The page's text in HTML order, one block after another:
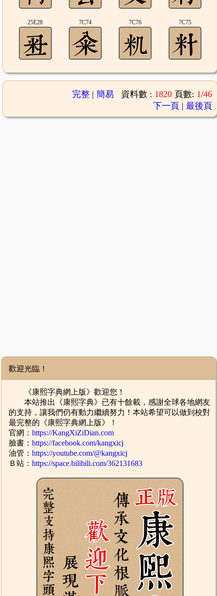
25E28 7C74 7C76 7C75
完整| 簡易 資料數 : 1820 頁數: 1/46
下一頁 | 最後頁
歡迎光臨！
《康熙字典網上版》歡迎您！
本站推出《康熙字典》已有十餘載，感謝全球各地網友
的支持，讓我們仍有動力繼續努力！本站希望可以做到校對
最完整的《康熙字典網上版》！
官網：https://KangXiZiDian.com
臉書：https://facebook.com/kangxicj
油管：https://youtube.com/@kangxicj
Ｂ站：https://space.bilibili.com/362131683